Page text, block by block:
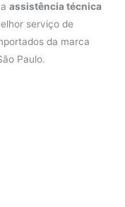
aassistência técnica
serviço de
da marca
Paulo.